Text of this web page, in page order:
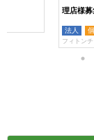
理店様募
法人
フィトン